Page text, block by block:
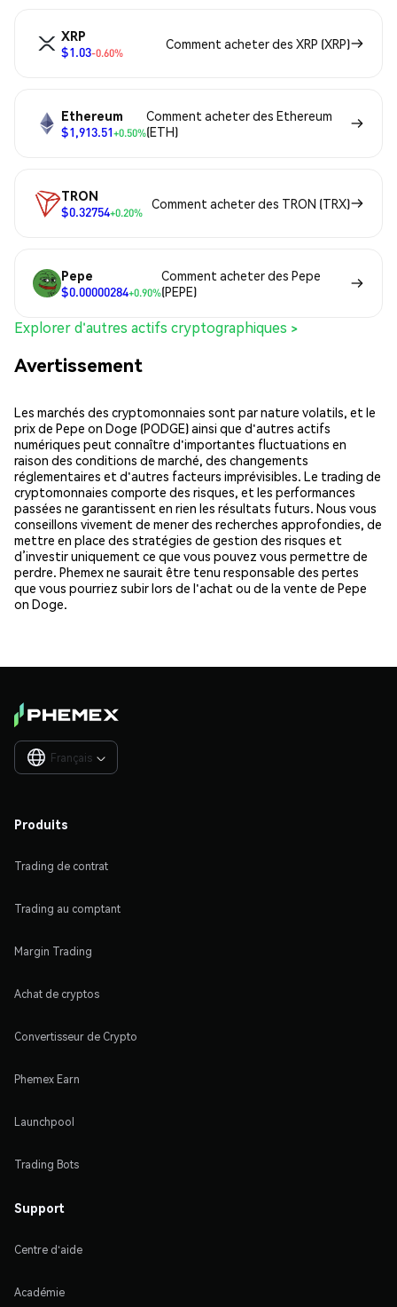
XRP
$1.03-0.60%
Comment acheter des XRP (XRP)
Ethereum
$1,913.51+0.50%
Comment acheter des Ethereum
(ETH)
TRON
$0.32754+0.20%
Comment acheter des TRON (TRX)
Pepe
$0.00000284+0.90%
Comment acheter des Pepe
(PEPE)
Explorer d'autres actifs cryptographiques >
Avertissement
Les marchés des cryptomonnaies sont par nature volatils, et le
prix de Pepe on Doge (PODGE) ainsi que d'autres actifs
numériques peut connaître d'importantes fluctuations en
raison des conditions de marché, des changements
réglementaires et d'autres facteurs imprévisibles. Le trading de
cryptomonnaies comporte des risques, et les performances
passées ne garantissent en rien les résultats futurs. Nous vous
conseillons vivement de mener des recherches approfondies, de
mettre en place des stratégies de gestion des risques et
d’investir uniquement ce que vous pouvez vous permettre de
perdre. Phemex ne saurait être tenu responsable des pertes
que vous pourriez subir lors de l'achat ou de la vente de Pepe
on Doge.
Français 
Produits
Trading de contrat
Trading au comptant
Margin Trading
Achat de cryptos
Convertisseur de Crypto
Phemex Earn
Launchpool
Trading Bots
Support
Centre d'aide
Académie